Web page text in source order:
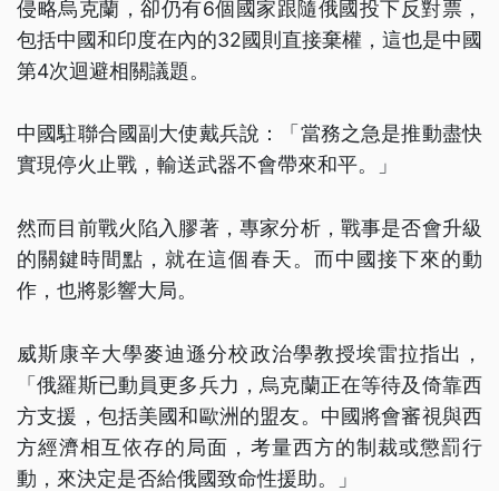
侵略烏克蘭，卻仍有6個國家跟隨俄國投下反對票，
包括中國和印度在內的32國則直接棄權，這也是中國
第4次迴避相關議題。
中國駐聯合國副大使戴兵說：「當務之急是推動盡快
實現停火止戰，輸送武器不會帶來和平。」
然而目前戰火陷入膠著，專家分析，戰事是否會升級
的關鍵時間點，就在這個春天。而中國接下來的動
作，也將影響大局。
威斯康辛大學麥迪遜分校政治學教授埃雷拉指出，
「俄羅斯已動員更多兵力，烏克蘭正在等待及倚靠西
方支援，包括美國和歐洲的盟友。中國將會審視與西
方經濟相互依存的局面，考量西方的制裁或懲罰行
動，來決定是否給俄國致命性援助。」